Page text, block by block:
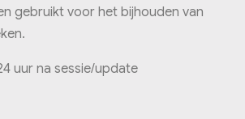
gebruikt voor het bijhouden van
uur na sessie/update